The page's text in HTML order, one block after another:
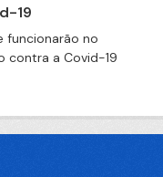
19
funcionarão no
contra a Covid-19